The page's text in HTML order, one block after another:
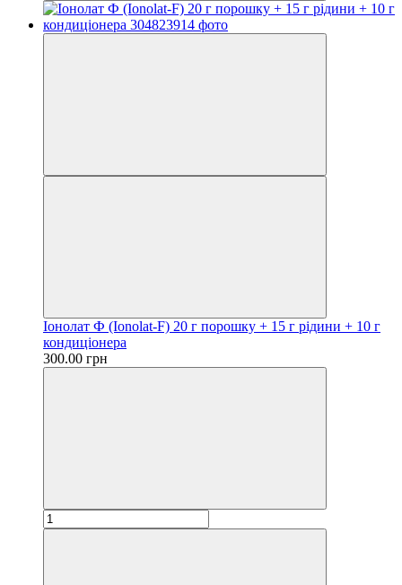
Іонолат Ф (Ionolat-F) 20 г порошку + 15 г рідини + 10 г
кондиціонера
300.00 грн